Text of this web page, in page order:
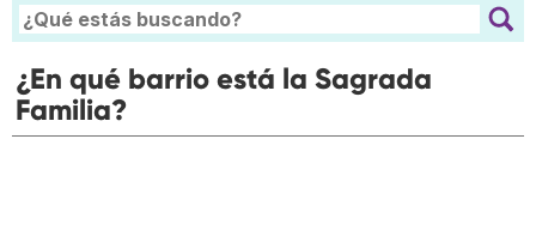
¿En qué barrio está la Sagrada
Familia?